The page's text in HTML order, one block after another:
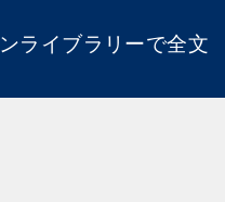
ライブラリーで全文